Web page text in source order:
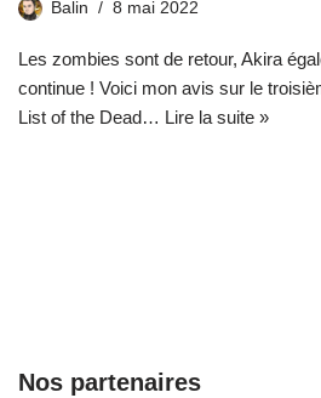
Balin 8 mai 2022
Les zombies sont de retour, Akira
continue ! Voici mon avis sur le
List of the Dead… Lire la suite »
Nos partenaires